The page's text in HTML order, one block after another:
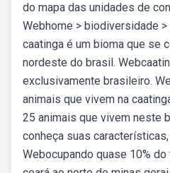
do mapa das unidades de
Webhome > biodiversidade >
caatinga é um bioma que se
nordeste do brasil.
exclusivamente brasileiro.
animais que vivem na
25 animais que vivem neste
conheça suas
Webocupando quase 10%